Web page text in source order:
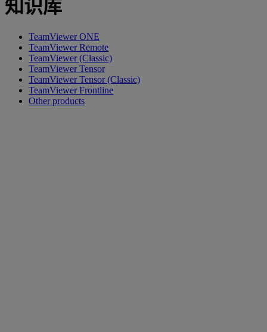
知识库
TeamViewer ONE
TeamViewer Remote
TeamViewer (Classic)
TeamViewer Tensor
TeamViewer Tensor (Classic)
TeamViewer Frontline
Other products